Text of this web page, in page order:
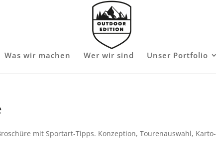
Was wir machen Wer wir sind Unser Portfolio
mit Sportart-Tipps. Konzeption, Tourenauswahl, Karto-